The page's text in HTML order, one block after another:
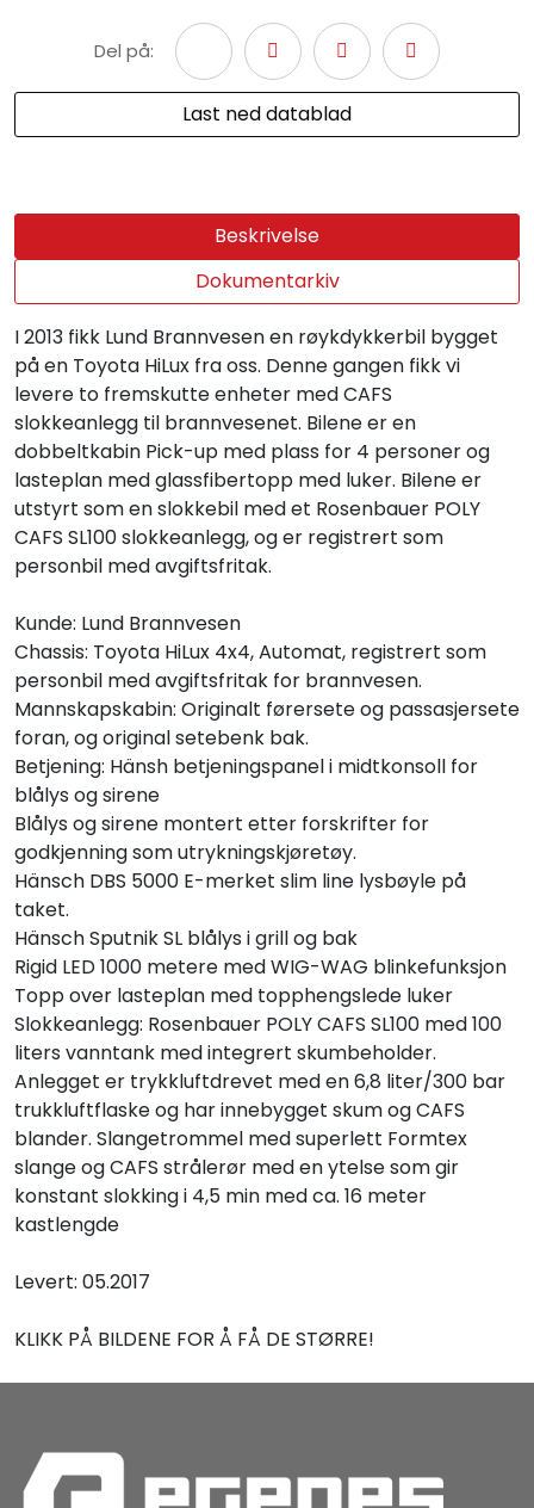
Del på:
Last ned datablad
Beskrivelse
Dokumentarkiv
I 2013 fikk Lund Brannvesen en røykdykkerbil bygget
på en Toyota HiLux fra oss. Denne gangen fikk vi
levere to fremskutte enheter med CAFS
slokkeanlegg til brannvesenet. Bilene er en
dobbeltkabin Pick-up med plass for 4 personer og
lasteplan med glassfibertopp med luker. Bilene er
utstyrt som en slokkebil med et Rosenbauer POLY
CAFS SL100 slokkeanlegg, og er registrert som
personbil med avgiftsfritak.
Kunde: Lund Brannvesen
Chassis: Toyota HiLux 4x4, Automat, registrert som
personbil med avgiftsfritak for brannvesen.
Mannskapskabin: Originalt førersete og passasjersete
foran, og original setebenk bak.
Betjening: Hänsh betjeningspanel i midtkonsoll for
blålys og sirene
Blålys og sirene montert etter forskrifter for
godkjenning som utrykningskjøretøy.
Hänsch DBS 5000 E-merket slim line lysbøyle på
taket.
Hänsch Sputnik SL blålys i grill og bak
Rigid LED 1000 metere med WIG-WAG blinkefunksjon
Topp over lasteplan med topphengslede luker
Slokkeanlegg: Rosenbauer POLY CAFS SL100 med 100
liters vanntank med integrert skumbeholder.
Anlegget er trykkluftdrevet med en 6,8 liter/300 bar
trukkluftflaske og har innebygget skum og CAFS
blander. Slangetrommel med superlett Formtex
slange og CAFS strålerør med en ytelse som gir
konstant slokking i 4,5 min med ca. 16 meter
kastlengde
Levert: 05.2017
KLIKK PÅ BILDENE FOR Å FÅ DE STØRRE!